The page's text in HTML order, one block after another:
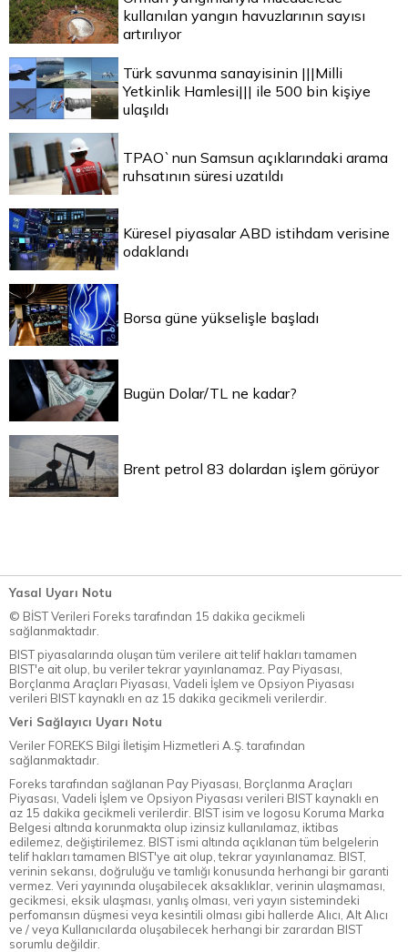
kullanılan yangın havuzlarının sayısı
artırılıyor
Türk savunma sanayisinin |||Milli
Yetkinlik Hamlesi||| ile 500 bin kişiye
ulaşıldı
TPAO`nun Samsun açıklarındaki arama
ruhsatının süresi uzatıldı
Küresel piyasalar ABD istihdam verisine
odaklandı
Borsa güne yükselişle başladı
Bugün Dolar/TL ne kadar?
Brent petrol 83 dolardan işlem görüyor
Yasal Uyarı Notu
© BİST Verileri Foreks tarafından 15 dakika gecikmeli
sağlanmaktadır.
BIST piyasalarında oluşan tüm verilere ait telif hakları tamamen
BIST'e ait olup, bu veriler tekrar yayınlanamaz. Pay Piyasası,
Borçlanma Araçları Piyasası, Vadeli İşlem ve Opsiyon Piyasası
verileri BIST kaynaklı en az 15 dakika gecikmeli verilerdir.
Veri Sağlayıcı Uyarı Notu
Veriler FOREKS Bilgi İletişim Hizmetleri A.Ş. tarafından
sağlanmaktadır.
Foreks tarafından sağlanan Pay Piyasası, Borçlanma Araçları
Piyasası, Vadeli İşlem ve Opsiyon Piyasası verileri BIST kaynaklı en
az 15 dakika gecikmeli verilerdir. BIST isim ve logosu Koruma Marka
Belgesi altında korunmakta olup izinsiz kullanılamaz, iktibas
edilemez, değiştirilemez. BIST ismi altında açıklanan tüm belgelerin
telif hakları tamamen BIST'ye ait olup, tekrar yayınlanamaz. BIST,
verinin sekansı, doğruluğu ve tamlığı konusunda herhangi bir garanti
vermez. Veri yayınında oluşabilecek aksaklıklar, verinin ulaşmaması,
gecikmesi, eksik ulaşması, yanlış olması, veri yayın sistemindeki
perfomansın düşmesi veya kesintili olması gibi hallerde Alıcı, Alt Alıcı
ve / veya Kullanıcılarda oluşabilecek herhangi bir zarardan BIST
sorumlu değildir.